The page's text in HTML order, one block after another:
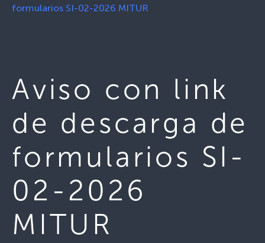
formularios SI-02-2026 MITUR
Aviso con link
de descarga de
formularios SI-
02-2026
MITUR